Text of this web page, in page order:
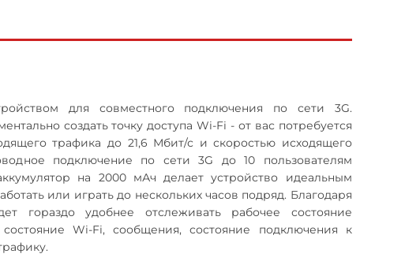
для совместного подключения по сети 3G.
создать точку доступа Wi-Fi - от вас потребуется
трафика до 21,6 Мбит/с и скоростью исходящего
подключение по сети 3G до 10 пользователям
на 2000 мАч делает устройство идеальным
или играть до нескольких часов подряд. Благодаря
гораздо удобнее отслеживать рабочее состояние
Wi-Fi, сообщения, состояние подключения к